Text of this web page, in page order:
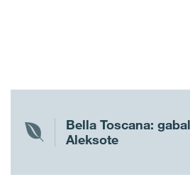
Bella Toscana:
Aleksote